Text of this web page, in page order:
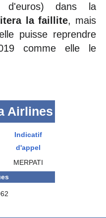
d'euros) dans la
la faillite, mais
puisse reprendre
comme elle le
Airlines
Indicatif
d'appel
MERPATI